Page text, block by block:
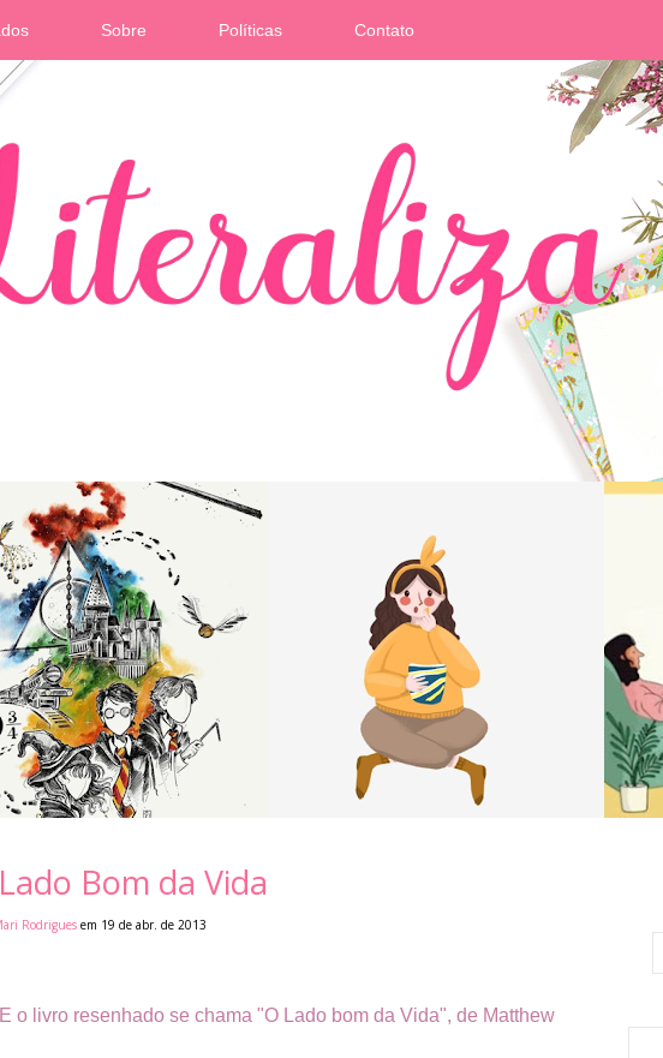
Sobre Políticas Contato
Bom da Vida
Rodrigues em 19 de abr. de 2013
o livro resenhado se chama "O Lado bom da Vida", de Matthew